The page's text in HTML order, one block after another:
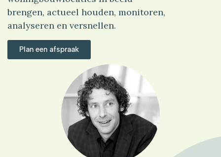
brengen, actueel houden, monitoren,
analyseren en versnellen.
Plan een afspraak